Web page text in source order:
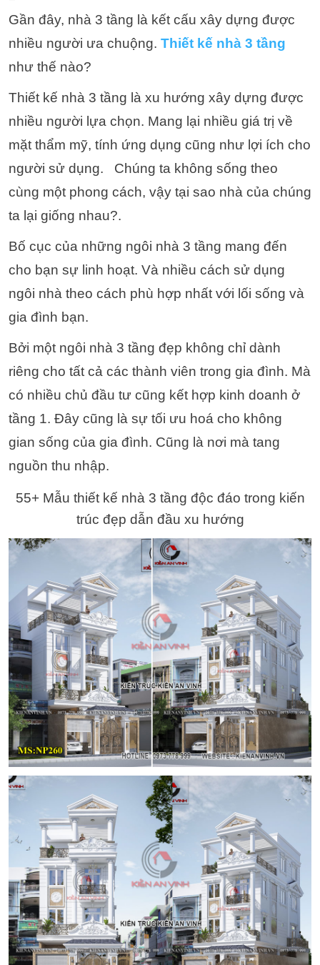
Gần đây, nhà 3 tầng là kết cấu xây dựng được
nhiều người ưa chuộng. Thiết kế nhà 3 tầng
như thế nào?
Thiết kế nhà 3 tầng là xu hướng xây dựng được
nhiều người lựa chọn. Mang lại nhiều giá trị về
mặt thẩm mỹ, tính ứng dụng cũng như lợi ích cho
người sử dụng.
Chúng ta không sống theo
cùng một phong cách, vậy tại sao nhà của chúng
ta lại giống nhau?.
Bố cục của những ngôi nhà 3 tầng mang đến
cho bạn sự linh hoạt. Và nhiều cách sử dụng
ngôi nhà theo cách phù hợp nhất với lối sống và
gia đình bạn.
Bởi một ngôi nhà 3 tầng đẹp không chỉ dành
riêng cho tất cả các thành viên trong gia đình. Mà
có nhiều chủ đầu tư cũng kết hợp kinh doanh ở
tầng 1. Đây cũng là sự tối ưu hoá cho không
gian sống của gia đình. Cũng là nơi mà tang
nguồn thu nhập.
55+ Mẫu thiết kế nhà 3 tầng độc đáo trong kiến
trúc đẹp dẫn đầu xu hướng